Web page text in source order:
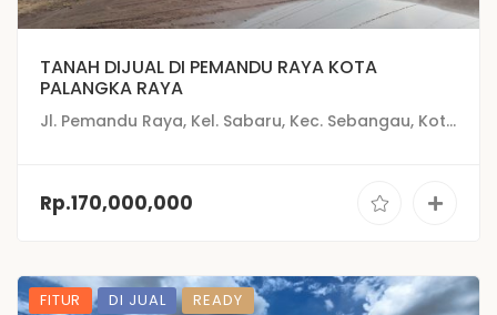
TANAH DIJUAL DI PEMANDU RAYA KOTA
PALANGKA RAYA
Jl. Pemandu Raya, Kel. Sabaru, Kec. Sebangau, Kota Palangka Raya
Rp.170,000,000
FITUR DI JUAL READY